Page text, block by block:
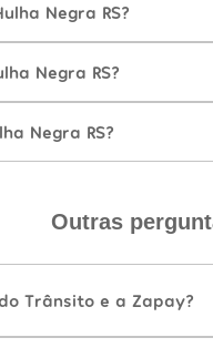
Negra RS?
Negra RS?
Negra RS?
Outras
Trânsito e a Zapay?